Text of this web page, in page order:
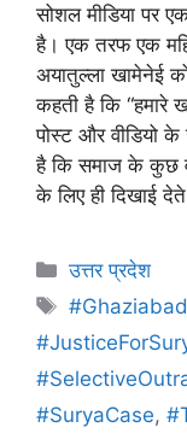
सोशल मीडिया पर
है। एक तरफ एक
अयातुल्ला खामेनेई
कहती है कि “हमारे
पोस्ट और वीडियो
है कि समाज के कुछ
के लिए ही दिखाई
उत्तर प्रदेश
#SuryaCase,